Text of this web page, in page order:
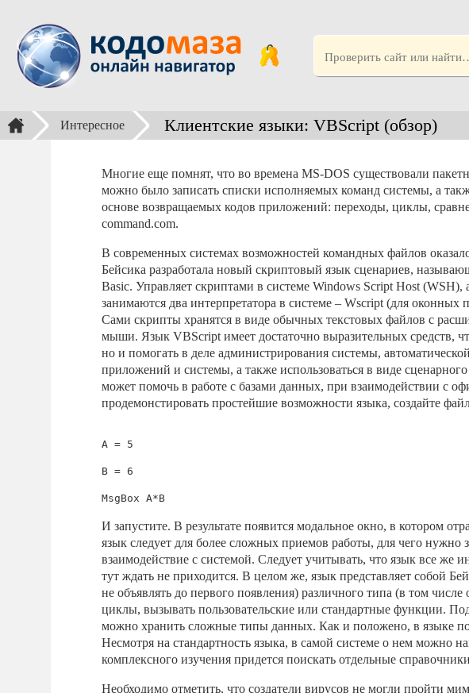
Интересное Клиентские языки: VBScript (обзор)
Многие еще помнят, что во времена MS-DOS существовали
можно было записать списки исполняемых команд системы, а
основе возвращаемых кодов приложений: переходы, циклы,
command.com.
В современных системах возможностей командных файлов
Бейсика разработала новый скриптовый язык сценариев,
Basic. Управляет скриптами в системе Windows Script Host
занимаются два интерпретатора в системе – Wscript (для
Сами скрипты хранятся в виде обычных текстовых файлов с
мыши. Язык VBScript имеет достаточно выразительных средств,
но и помогать в деле администрирования системы,
приложений и системы, а также использоваться в виде
может помочь в работе с базами данных, при взаимодействии с
продемонстировать простейшие возможности языка, создайте
A = 5
B = 6
И запустите. В результате появится модальное окно, в котором
язык следует для более сложных приемов работы, для чего нужно
взаимодействие с системой. Следует учитывать, что язык все же
тут ждать не приходится. В целом же, язык представляет собой
не объявлять до первого появления) различного типа (в том
циклы, вызывать пользовательские или стандартные функции.
можно хранить сложные типы данных. Как и положено, в языке
Несмотря на стандартность языка, в самой системе о нем можно
комплексного изучения придется поискать отдельные
Необходимо отметить, что создатели вирусов не могли пройти